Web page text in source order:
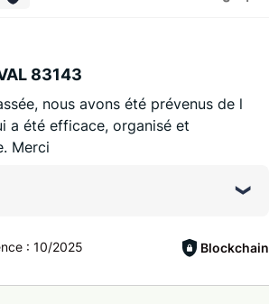
83143
nous avons été prévenus de l
a été efficace, organisé et
Merci
:10/2025 Blockchain